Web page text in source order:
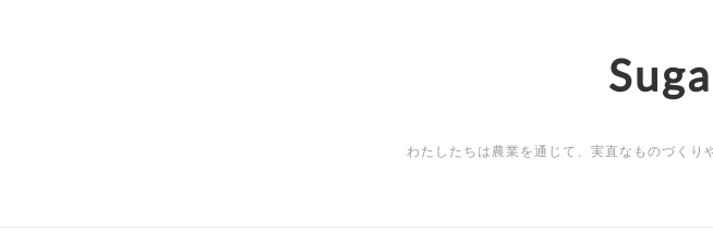
わたしたちは農業を通じて、実直なものづく